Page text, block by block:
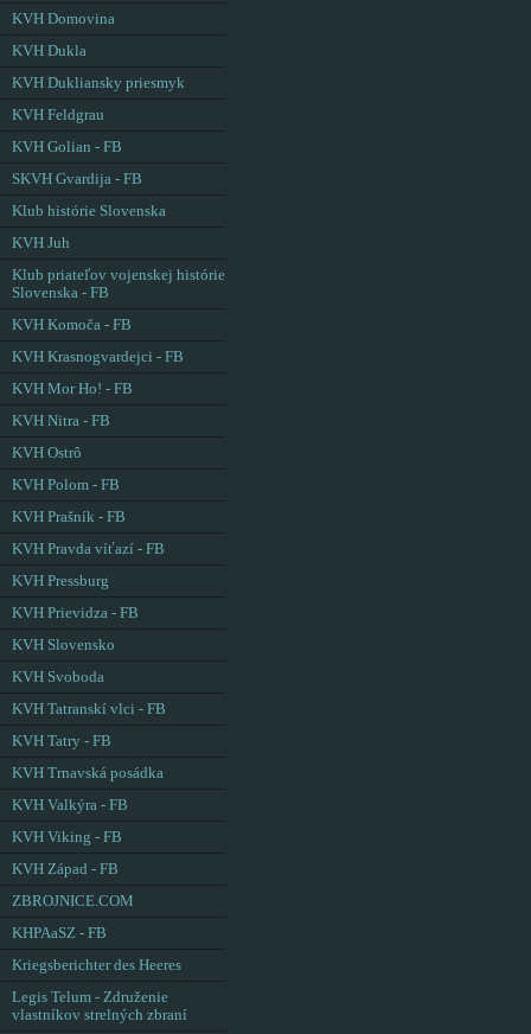
KVH Domovina
KVH Dukla
KVH Dukliansky priesmyk
KVH Feldgrau
KVH Golian - FB
SKVH Gvardija - FB
Klub histórie Slovenska
KVH Juh
Klub priateľov vojenskej histórie
Slovenska - FB
KVH Komoča - FB
KVH Krasnogvardejci - FB
KVH Mor Ho! - FB
KVH Nitra - FB
KVH Ostrô
KVH Polom - FB
KVH Prašník - FB
KVH Pravda víťazí - FB
KVH Pressburg
KVH Prievidza - FB
KVH Slovensko
KVH Svoboda
KVH Tatranskí vlci - FB
KVH Tatry - FB
KVH Trnavská posádka
KVH Valkýra - FB
KVH Viking - FB
KVH Západ - FB
ZBROJNICE.COM
KHPAaSZ - FB
Kriegsberichter des Heeres
Legis Telum - Združenie
vlastníkov strelných zbraní